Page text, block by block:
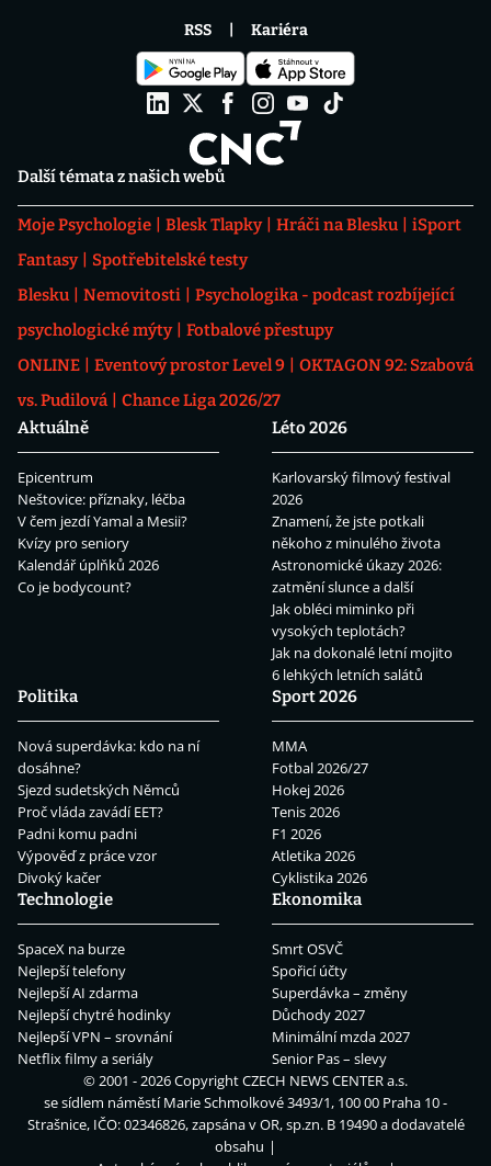
Další témata z našich webů
Moje Psychologie Blesk Tlapky Hráči na Blesku
iSport
Fantasy
Spotřebitelské testy
Blesku
Nemovitosti
Psychologika - podcast rozbíjející
psychologické mýty
Fotbalové přestupy
ONLINE
Eventový prostor Level 9
OKTAGON 92: Szabová
vs. Pudilová
Chance Liga 2026/27
Aktuálně
Epicentrum
Neštovice: příznaky, léčba
V čem jezdí Yamal a Mesii?
Kvízy pro seniory
Kalendář úplňků 2026
Co je bodycount?
Léto 2026
Karlovarský filmový festival
2026
Znamení, že jste potkali
někoho z minulého života
Astronomické úkazy 2026:
zatmění slunce a další
Jak obléci miminko při
vysokých teplotách?
Jak na dokonalé letní mojito
6 lehkých letních salátů
Politika
Nová superdávka: kdo na ní
dosáhne?
Sjezd sudetských Němců
Proč vláda zavádí EET?
Padni komu padni
Výpověď z práce vzor
Divoký kačer
Sport 2026
MMA
Fotbal 2026/27
Hokej 2026
Tenis 2026
F1 2026
Atletika 2026
Cyklistika 2026
Technologie
SpaceX na burze
Nejlepší telefony
Nejlepší AI zdarma
Nejlepší chytré hodinky
Nejlepší VPN – srovnání
Netflix filmy a seriály
Ekonomika
Smrt OSVČ
Spořicí účty
Superdávka – změny
Důchody 2027
Minimální mzda 2027
Senior Pas – slevy
RSS Kariéra
© 2001 - 2026 CopyrightCZECH NEWS CENTER a.s.
se sídlem náměstí Marie Schmolkové 3493/1, 100 00 Praha 10 -
Strašnice, IČO: 02346826, zapsána v OR, sp.zn. B 19490 a dodavatelé
obsahu